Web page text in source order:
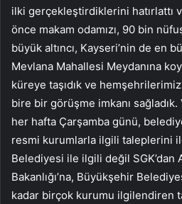
ilki gerçekleştirdiklerini hatırlattı
önce makam odamızı, 90 bin
büyük altıncı, Kayseri’nin de en
Mevlana Mahallesi Meydanına
küreye taşıdık ve
bire bir görüşme imkanı sağladık.
her hafta Çarşamba günü,
resmi kurumlarla ilgili taleplerini
Belediyesi ile ilgili değil SGK’dan
Bakanlığı’na, Büyükşehir
kadar birçok kurumu ilgilendiren